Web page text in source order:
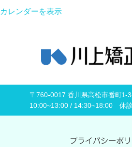
カレンダーを表示
〒760-0017 香川県高松市番町1-
10:00~13:00 / 14:30~18:00 休
プライバシーポ